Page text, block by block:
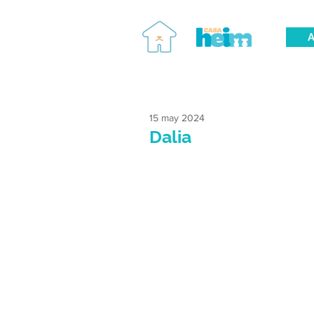
Dalia
15 may 2024